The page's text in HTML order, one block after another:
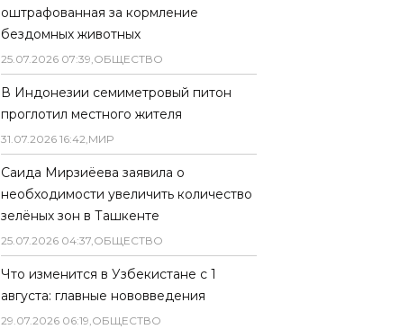
оштрафованная за кормление
бездомных животных
25.07.2026 07:39,ОБЩЕСТВО
В Индонезии семиметровый питон
проглотил местного жителя
31.07.2026 16:42,МИР
Саида Мирзиёева заявила о
необходимости увеличить количество
зелёных зон в Ташкенте
25.07.2026 04:37,ОБЩЕСТВО
Что изменится в Узбекистане с 1
августа: главные нововведения
29.07.2026 06:19,ОБЩЕСТВО